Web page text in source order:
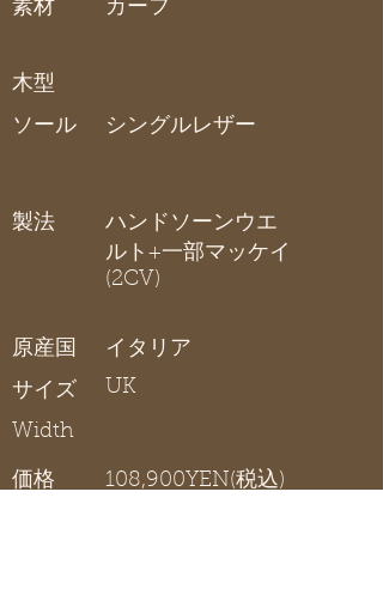
素材 カーフ
木型
ソール
シングルレザー
製法
ハンドソーンウエ
ルト+一部マッケイ
(2CV)
原産国
サイズ
Width
イタリア
UK
価格 108,900YEN(税込)